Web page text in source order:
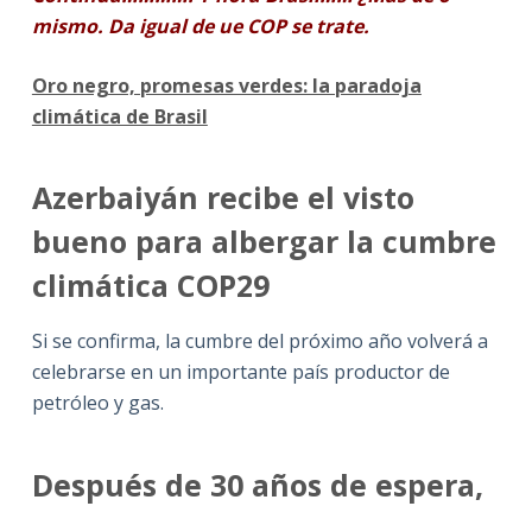
mismo. Da igual de ue COP se trate.
Oro negro, promesas verdes: la paradoja
climática de Brasil
Azerbaiyán recibe el visto
bueno para albergar la cumbre
climática COP29
Si se confirma, la cumbre del próximo año volverá a
celebrarse en un importante país productor de
petróleo y gas.
Después de 30 años de espera,